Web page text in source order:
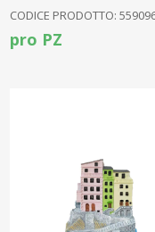
CODICE PRODOTTO:
pro PZ